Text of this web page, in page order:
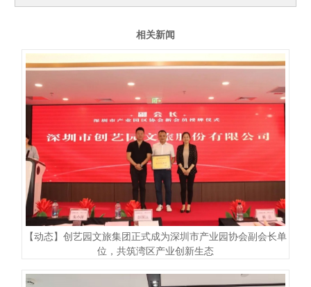
相关新闻
【动态】创艺园文旅集团正式成为深圳市产业园协会副会长单
位，共筑湾区产业创新生态